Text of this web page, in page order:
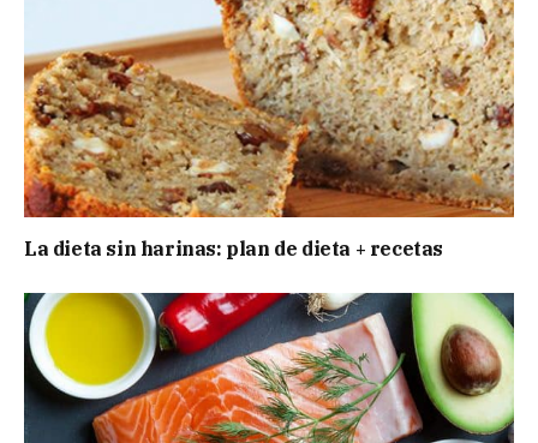
La dieta sin harinas: plan de dieta + recetas